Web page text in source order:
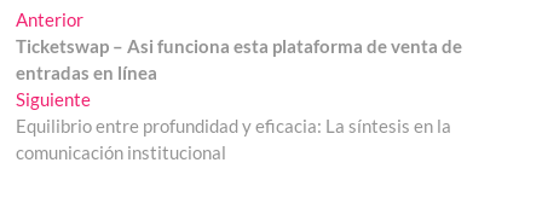
Navegación
de
entradas
AnteriorEntrada
anterior:
Ticketswap – Asi funciona esta plataforma de venta de
entradas en línea
SiguienteEntrada
siguiente:
Equilibrio entre profundidad y eficacia: La síntesis en la
comunicación institucional